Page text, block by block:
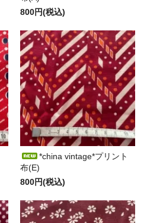
800円(税込)
*china vintage*プリント
布(E)
800円(税込)